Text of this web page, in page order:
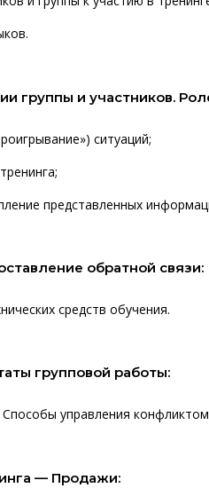
группы и участников.
ситуаций;
представленных
обратной связи:
средств обучения.
групповой работы:
управления
— Продажи: